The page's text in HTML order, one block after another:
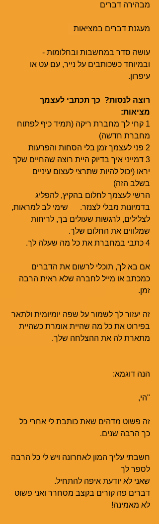
מבהירה דברים
מעגנת דברים במציאות
עושה סדר במחשבות ובחלומות -
ובמיוחד כשכותבים על נייר, עם עט או
עיפרון.
רוצה לנסות?  כך תכתבי לעצמך
מציאות:
1 קחי לך מחברת ריקה (תמיד כיף לפתוח
מחברת חדשה)
2 פני לעצמך זמן בלי הסחות והפרעות
3 דמייני איך בדיוק היית רוצה שהחיים שלך
יראו (יכול להיות שתרצי לעצום עיניים
בשלב הזה)
הרשי לעצמך לחלום בהקיץ, להפליג
בדמיונות מבלי לצנזר.      שימי לב למראות,
לצלילים, לרגשות שעולים בך, לריחות
שמלווים את החלום שלך.
4 כתבי במחברת את כל מה שעלה לך.
אם בא לך, תוכלי לרשום את הדברים
כמכתב או מייל לחברה שלא ראית הרבה
זמן.
זה יעזור לך לשמור על שפה יומיומית ולתאר
בפירוט את כל מה שהיית אומרת כשהיית
מתארת לה את ההצלחה שלך.
הנה דוגמא:
"הי,
זה פשוט מדהים שאת כותבת לי אחרי כל
כך הרבה שנים.
חשבתי עליך המון לאחרונה ויש לי כל הרבה
לספר לך
שאני לא יודעת איפה להתחיל.
דברים פה קורים בקצב מסחרר ואני פשוט
לא מאמינה!